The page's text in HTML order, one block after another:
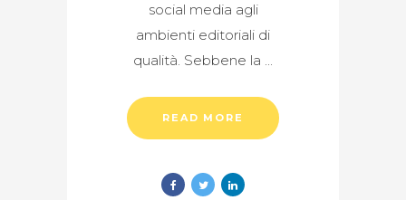
social media agli
ambienti editoriali di
qualità. Sebbene la
READ MORE